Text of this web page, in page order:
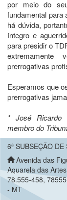
por meio do
fundamental para
há dúvida,
íntegro e
para presidir o
extremamente
prerrogativas
Esperamos que
prerrogativas
* José Ricardo
membro do
6ª SUBSEÇÃO DE
Avenida das
Aquarela das
78.555-458,
- MT